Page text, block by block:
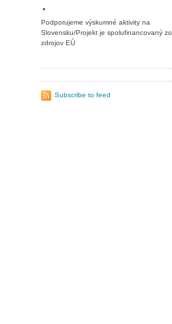
Podporujeme výskumné aktivity na
Slovensku/Projekt je spolufinancovaný zo
zdrojov EÚ
Subscribe to feed